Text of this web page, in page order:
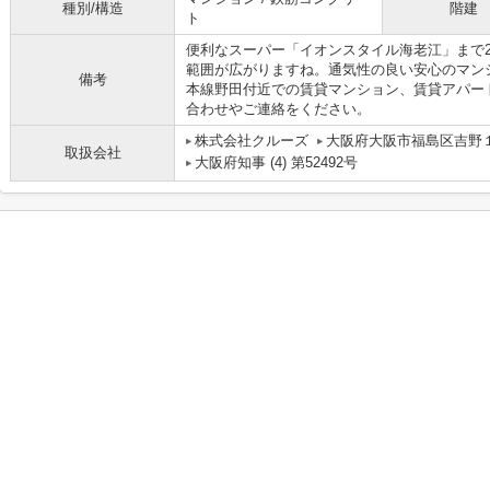
種別/構造
ト
階建
備考
便利なスーパー「イオンスタイル海老江」ま
範囲が広がりますね。通気性の良い安心のマ
本線野田付近での賃貸マンション、賃貸アパ
合わせやご連絡をください。
取扱会社
株式会社クルーズ
大阪府大阪市福島区吉野
大阪府知事 (4) 第52492号